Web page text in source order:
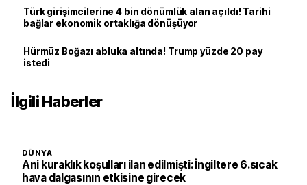
Türk girişimcilerine 4 bin dönümlük alan açıldı! Tarihi
bağlar ekonomik ortaklığa dönüşüyor
Hürmüz Boğazı abluka altında! Trump yüzde 20 pay
istedi
İlgili Haberler
DÜNYA
Ani kuraklık koşulları ilan edilmişti: İngiltere 6.sıcak
hava dalgasının etkisine girecek